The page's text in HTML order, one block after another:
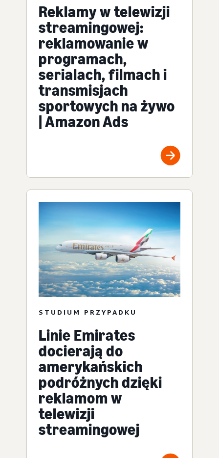
Reklamy w telewizji
streamingowej:
reklamowanie w
programach,
serialach, filmach i
transmisjach
sportowych na żywo
| Amazon Ads
STUDIUM PRZYPADKU
Linie Emirates
docierają do
amerykańskich
podróżnych dzięki
reklamom w
telewizji
streamingowej